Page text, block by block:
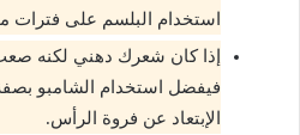
استخدام البلسم على فترات
إذا كان شعرك دهني لكنه
فيفضل استخدام الشامبو
الإبتعاد عن فروة الرأس.